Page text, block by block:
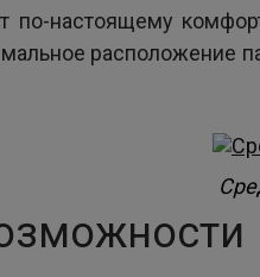
по-настоящему
расположение